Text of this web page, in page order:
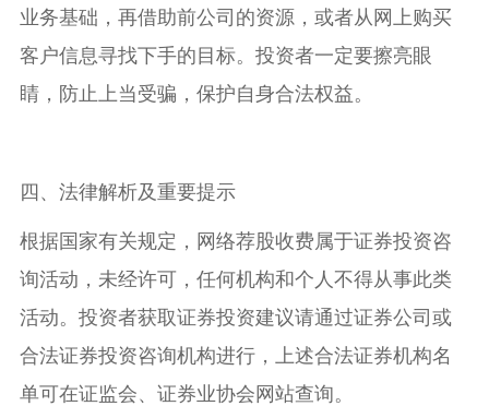
业务基础，再借助前公司的资源，或者从网上购买
客户信息寻找下手的目标。投资者一定要擦亮眼
睛，防止上当受骗，保护自身合法权益。
四、法律解析及重要提示
根据国家有关规定，网络荐股收费属于证券投资咨
询活动，未经许可，任何机构和个人不得从事此类
活动。投资者获取证券投资建议请通过证券公司或
合法证券投资咨询机构进行，上述合法证券机构名
单可在证监会、证券业协会网站查询。